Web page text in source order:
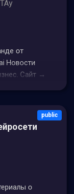
от
Новости
Сайт →
public
и IT
о